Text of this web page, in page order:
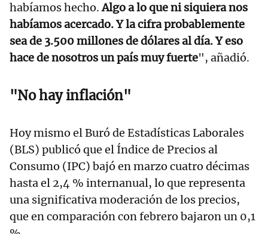
habíamos hecho.Algo a lo que ni siquiera nos
habíamos acercado. Y la cifra probablemente
sea de 3.500 millones de dólares al día. Y eso
hace de nosotros un país muy fuerte", añadió.
"No hay inflación"
Hoy mismo el Buró de Estadísticas Laborales
(BLS) publicó que el Índice de Precios al
Consumo (IPC) bajó en marzo cuatro décimas
hasta el 2,4 % internanual, lo que representa
una significativa moderación de los precios,
que en comparación con febrero bajaron un 0,1